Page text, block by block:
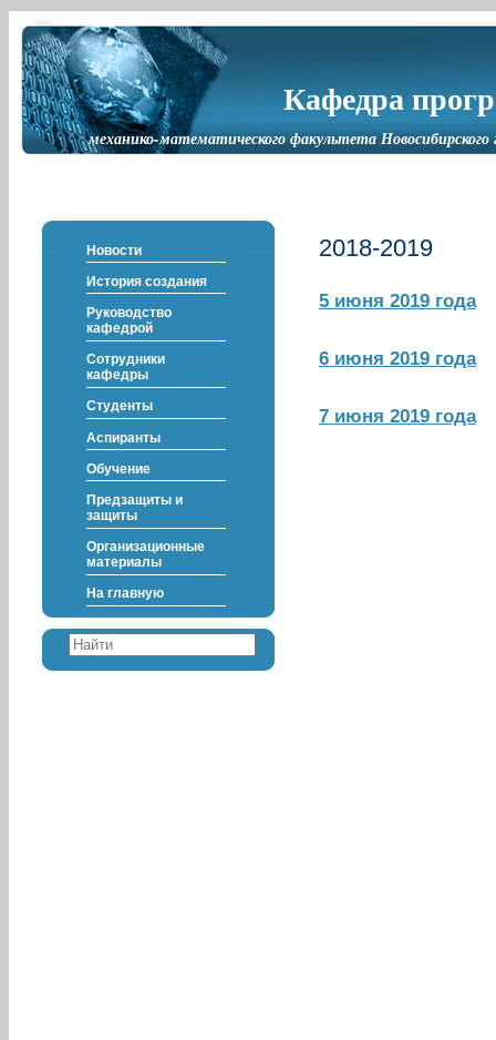
Кафедра
механико-математического факультета Новосибирского
2018-2019
5 июня 2019 года
6 июня 2019 года
7 июня 2019 года
Новости
История создания
Руководство
кафедрой
Сотрудники
кафедры
Студенты
Аспиранты
Обучение
Предзащиты и
защиты
Организационные
материалы
На главную